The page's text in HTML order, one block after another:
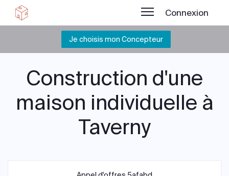
Connexion
Je choisis mon Concepteur
Construction d'une
maison individuelle à
Taverny